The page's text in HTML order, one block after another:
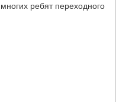
ребят переходного